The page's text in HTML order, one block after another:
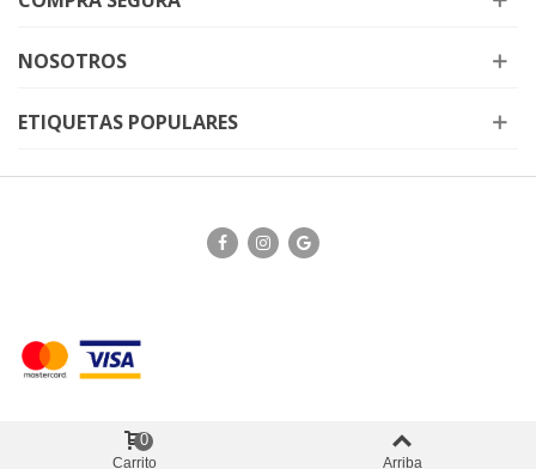
NOSOTROS
ETIQUETAS POPULARES
Carrito
0
Arriba